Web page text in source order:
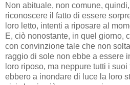
Non abituale, non comune,
riconoscere il fatto di essere
loro letto, intenti a riposare al
E, ciò nonostante, in quel giorno,
con convinzione tale che non
raggio di sole non ebbe a essere
loro riposo, ma neppure tutti i
ebbero a inondare di luce la loro